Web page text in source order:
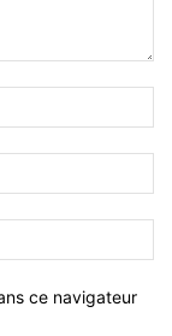
ce navigateur